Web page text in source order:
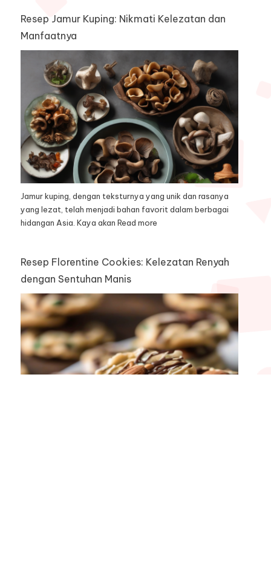
Resep Jamur Kuping: Nikmati Kelezatan dan
Manfaatnya
Jamur kuping, dengan teksturnya yang unik dan rasanya
yang lezat, telah menjadi bahan favorit dalam berbagai
hidangan Asia. Kaya akan Read more
Resep Florentine Cookies: Kelezatan Renyah
dengan Sentuhan Manis